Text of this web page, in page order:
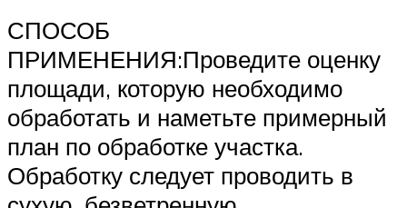
СПОСОБ
ПРИМЕНЕНИЯ:Проведите оценку
площади, которую необходимо
обработать и наметьте примерный
план по обработке участка.
Обработку следует проводить в